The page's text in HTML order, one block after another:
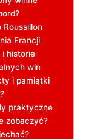
Roussillon
Francji
i historie
win
i pamiątki
praktyczne
zobaczyć?